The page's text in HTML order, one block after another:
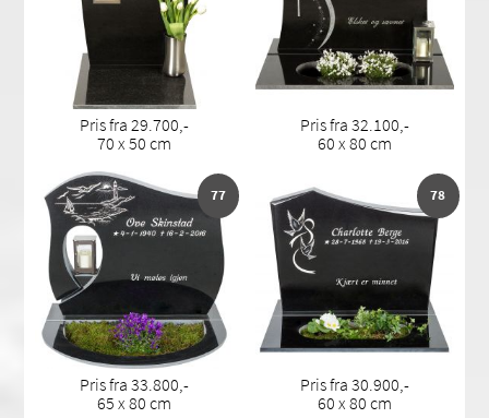
Pris fra 29.700,-
70 x 50 cm
Pris fra 32.100,-
60 x 80 cm
77
Pris fra 33.800,-
65 x 80 cm
78
Pris fra 30.900,-
60 x 80 cm